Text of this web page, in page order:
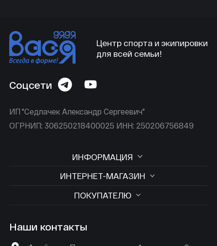
Центр спорта и экипировки
для всей семьи!
ИП "Седлачек Александр Сергеевич"
ОГРНИП: 306250218400025 ИНН: 250206756849
Соцсети
ИНФОРМАЦИЯ
ИНТЕРНЕТ-МАГАЗИН
ПОКУПАТЕЛЮ
Наши контакты